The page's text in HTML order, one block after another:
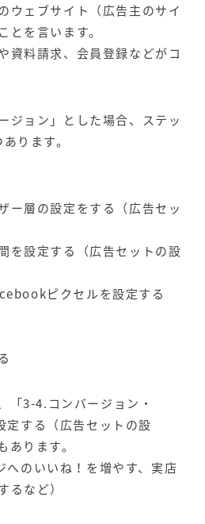
ウェブサイト（広告主のサイ
とを言います。
資料請求、会員登録などがコ
ジョン」とした場合、ステッ
ります。
ー層の設定をする（広告セッ
を設定する（広告セットの設
ピクセルを設定する
「3-4.コンバージョン・
する（広告セットの設
ります。
へのいいね！を増やす、実店
るなど）